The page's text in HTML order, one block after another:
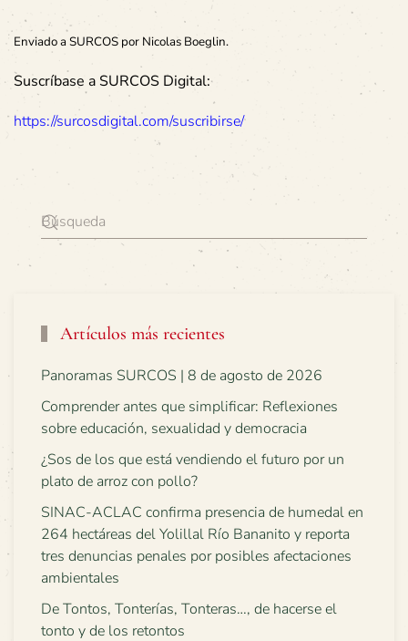
Enviado a SURCOS por Nicolas Boeglin.
Suscríbase a SURCOS Digital:
https://surcosdigital.com/suscribirse/
Artículos más recientes
Panoramas SURCOS | 8 de agosto de 2026
Comprender antes que simplificar: Reflexiones
sobre educación, sexualidad y democracia
¿Sos de los que está vendiendo el futuro por un
plato de arroz con pollo?
SINAC-ACLAC confirma presencia de humedal en
264 hectáreas del Yolillal Río Bananito y reporta
tres denuncias penales por posibles afectaciones
ambientales
De Tontos, Tonterías, Tonteras…, de hacerse el
tonto y de los retontos